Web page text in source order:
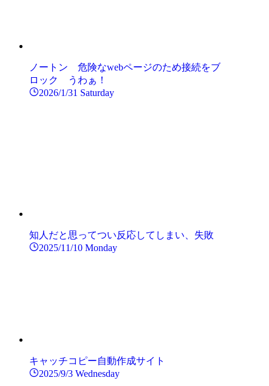
ノートン 危険なwebページのため接続をブ
ロック うわぁ！
2026/1/31 Saturday
知人だと思ってつい反応してしまい、失敗
2025/11/10 Monday
キャッチコピー自動作成サイト
2025/9/3 Wednesday